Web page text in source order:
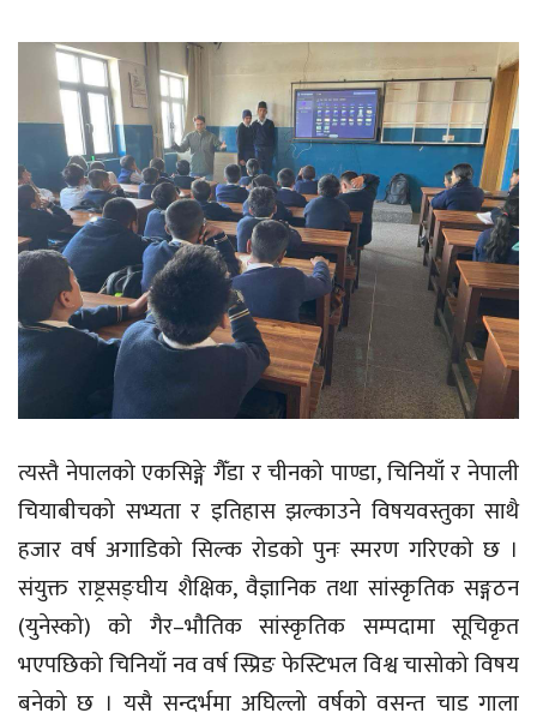
त्यस्तै नेपालको एकसिङ्गे गैँडा र चीनको पाण्डा, चिनियाँ र नेपाली
चियाबीचको सभ्यता र इतिहास झल्काउने विषयवस्तुका साथै
हजार वर्ष अगाडिको सिल्क रोडको पुनः स्मरण गरिएको छ ।
संयुक्त राष्ट्रसङ्घीय शैक्षिक, वैज्ञानिक तथा सांस्कृतिक सङ्गठन
(युनेस्को) को गैर–भौतिक सांस्कृतिक सम्पदामा सूचिकृत
भएपछिको चिनियाँ नव वर्ष स्प्रिङ फेस्टिभल विश्व चासोको विषय
बनेको छ । यसै सन्दर्भमा अघिल्लो वर्षको वसन्त चाड गाला